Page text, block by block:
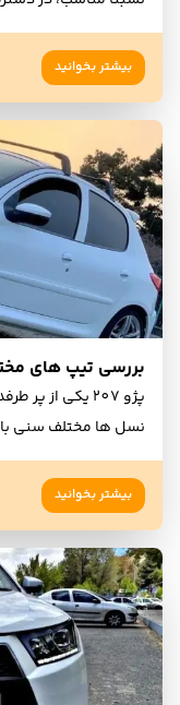
بیشتر بخوانید
بررسی تیپ های مختلف پژو 207 + همراه
پژو 207 یکی از
نسل ها مختلف سنی
بیشتر بخوانید